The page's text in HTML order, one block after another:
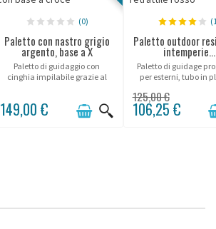
(0)
Paletto con nastro grigio
argento, base a X
Paletto di guidaggio con
cinghia impilabile grazie al
149,00 €
Paletto outdoor
intemperie...
Paletto di guidage
per esterni, tubo in
125,00 €
106,25 €